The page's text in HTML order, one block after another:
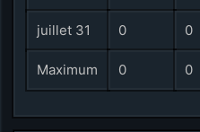
juillet 31 0 0
Maximum 0 0